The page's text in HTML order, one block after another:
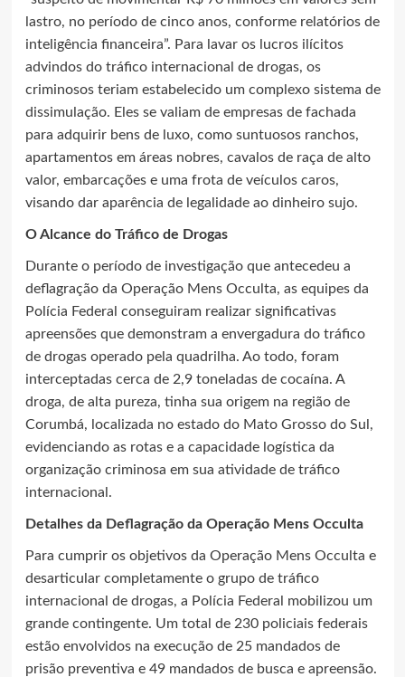
lastro, no período de cinco anos, conforme relatórios de
inteligência financeira”. Para lavar os lucros ilícitos
advindos do tráfico internacional de drogas, os
criminosos teriam estabelecido um complexo sistema de
dissimulação. Eles se valiam de empresas de fachada
para adquirir bens de luxo, como suntuosos ranchos,
apartamentos em áreas nobres, cavalos de raça de alto
valor, embarcações e uma frota de veículos caros,
visando dar aparência de legalidade ao dinheiro sujo.
O Alcance do Tráfico de Drogas
Durante o período de investigação que antecedeu a
deflagração da Operação Mens Occulta, as equipes da
Polícia Federal conseguiram realizar significativas
apreensões que demonstram a envergadura do tráfico
de drogas operado pela quadrilha. Ao todo, foram
interceptadas cerca de 2,9 toneladas de cocaína. A
droga, de alta pureza, tinha sua origem na região de
Corumbá, localizada no estado do Mato Grosso do Sul,
evidenciando as rotas e a capacidade logística da
organização criminosa em sua atividade de tráfico
internacional.
Detalhes da Deflagração da Operação Mens Occulta
Para cumprir os objetivos da Operação Mens Occulta e
desarticular completamente o grupo de tráfico
internacional de drogas, a Polícia Federal mobilizou um
grande contingente. Um total de 230 policiais federais
estão envolvidos na execução de 25 mandados de
prisão preventiva e 49 mandados de busca e apreensão.